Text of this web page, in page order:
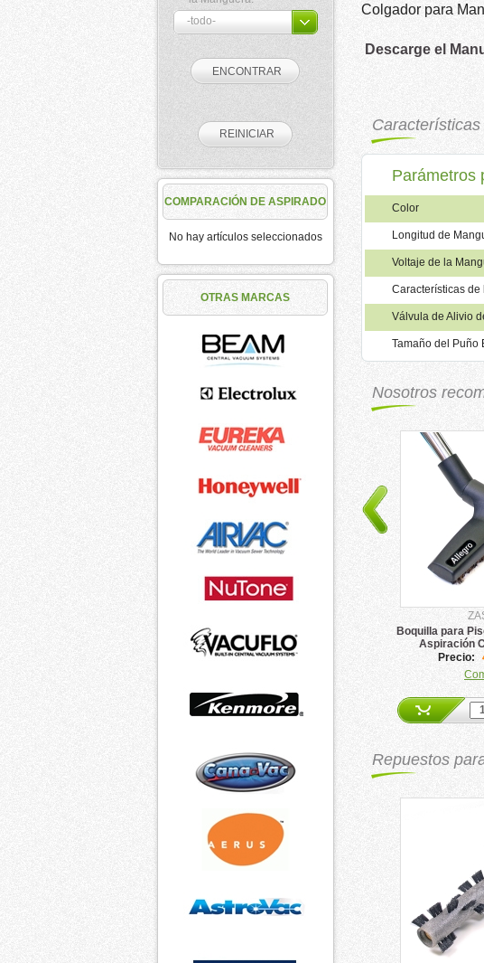
COMPARACIÓN DE ASPIRADO
No hay artículos seleccionados
OTRAS MARCAS
Colgador para
Descarge el
Parámetros
Color
Longitud de
Voltaje de la
Características de
Válvula de Alivio
Tamaño del Puño
Nosotros
Boquilla para
Aspiración
Precio:
Repuestos